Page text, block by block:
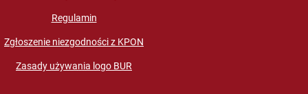
Regulamin
Zgłoszenie niezgodności z KPON
Zasady używania logo BUR